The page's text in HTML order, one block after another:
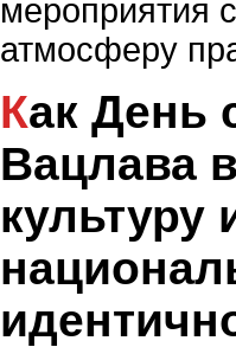
мероприятия
атмосферу
Как День святого
Вацлава
культуру